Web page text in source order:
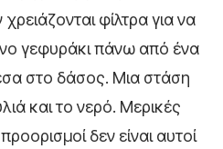
φίλτρα για να
γεφυράκι πάνω από ένα
στο δάσος. Μια στάση
και το νερό. Μερικές
δεν είναι αυτοί